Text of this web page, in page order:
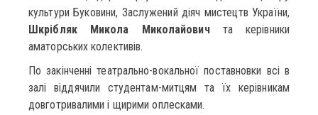
культури Буковини, Заслужений діяч мистецтв України,
Шкрібляк Микола Миколайовичта керівники
аматорських колективів.
По закінченні театрально-вокальної поставновки всі в
залі віддячили студентам-митцям та їх керівникам
довготривалими і щирими оплесками.